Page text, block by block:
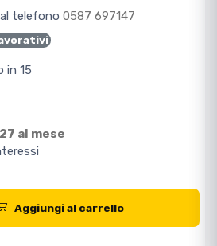
telefono 0587 697147
in 15
al mese
Aggiungi al carrello